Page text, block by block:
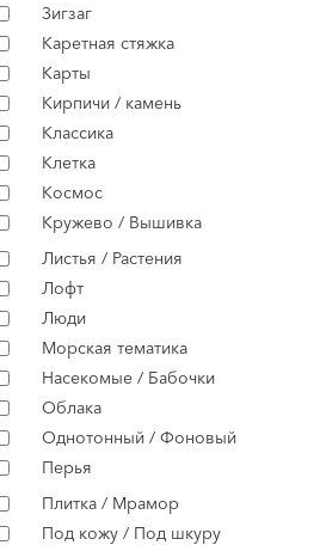
Зигзаг
Каретная стяжка
Карты
Кирпичи / камень
Классика
Клетка
Космос
Кружево / Вышивка
Листья / Растения
Лофт
Люди
Морская тематика
Насекомые / Бабочки
Облака
Однотонный / Фоновый
Перья
Плитка / Мрамор
Под кожу / Под шкуру